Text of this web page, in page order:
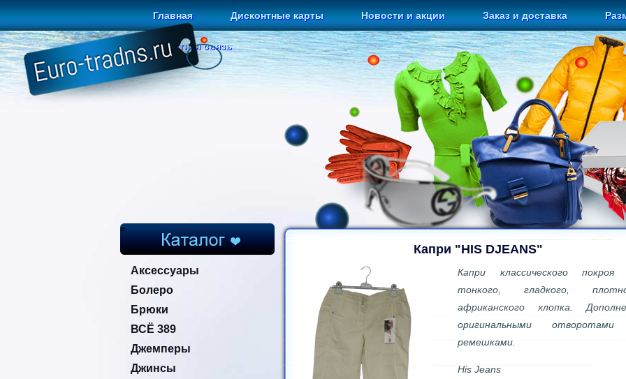
Главная Дисконтные карты Новости и акции Заказ и доставка
Обратная связь
=
Аксессуары
Болеро
Брюки
ВСЁ 389
Джемперы
Джинсы
Капри "HIS DJEANS"
Капри классического покроя
тонкого, гладкого,
африканского хлопка.
оригинальными
ремешками.
His Jeans